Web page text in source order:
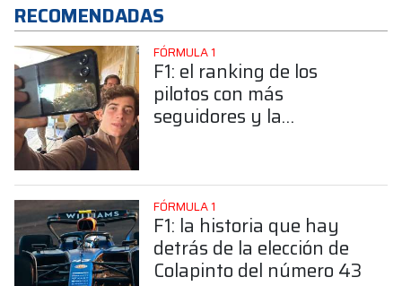
RECOMENDADAS
FÓRMULA 1
F1: el ranking de los
pilotos con más
seguidores y la
FÓRMULA 1
F1: la historia que hay
detrás de la elección de
Colapinto del número 43